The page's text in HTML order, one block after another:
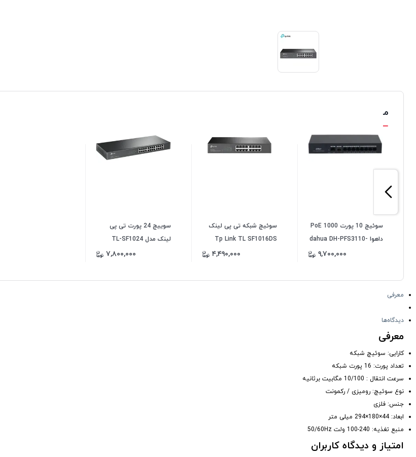
محصولات مشابه
سوئیچ 10 پورت 1000 PoE
داهوا dahua DH-PFS3110-
۹,۷۰۰,۰۰۰
سوئیچ شبکه تی پی لینک
Tp Link TL SF1016DS
دسکتاپ رکمونت 16 پورت
۴,۴۹۰,۰۰۰
سوییچ 24 پورت تی پی
لینک مدل TL-SF1024
۷,۸۰۰,۰۰۰
معرفی
دیدگاه‌ها
معرفی
کارایی: سوئیچ شبکه
تعداد پورت: 16 پورت شبکه
سرعت انتقال : 10/100 مگابیت برثانیه
نوع سوئیچ: رومیزی / رکمونت
جنس: فلزی
ابعاد: 44×180×294 میلی متر
منبع تغذیه: 240-100 ولت 50/60Hz
امتیاز و دیدگاه کاربران